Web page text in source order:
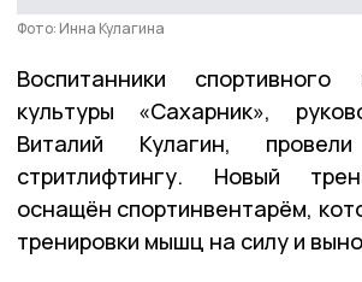
Фото: Инна Кулагина
Воспитанники
культуры «Сахарник»,
Виталий Кулагин,
стритлифтингу. Новый
оснащён спортинвентарём,
тренировки мышц на силу и